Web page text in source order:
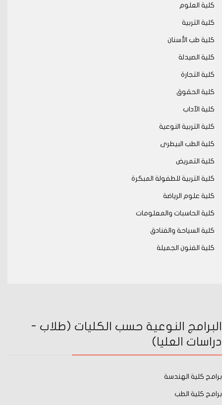
كلية العلوم
كلية التربية
كلية طب الأسنان
كلية الصيدلة
كلية التجارة
كلية الحقوق
كلية الآداب
كلية التربية النوعية
كلية الطب البيطرى
كلية التمريض
كلية التربية للطفولة المبكرة
كلية علوم الرياضة
كلية الحاسبات والمعلومات
كلية السياحة والفنادق
كلية الفنون الجميلة
البرامج النوعية حسب الكليات (طلاب -
دراسات العليا)
برامج كلية الهندسة
برامج كلية الطب